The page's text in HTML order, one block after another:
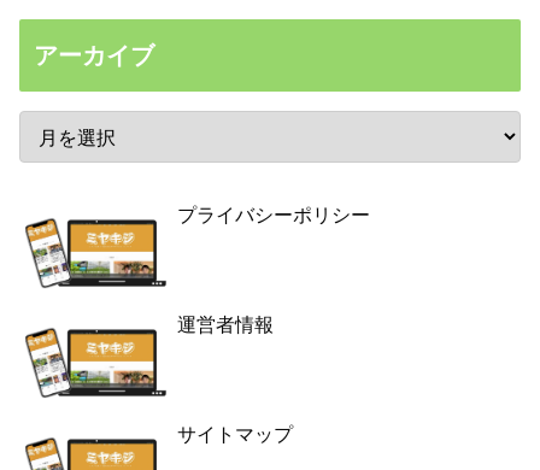
アーカイブ
プライバシーポリシー
運営者情報
サイトマップ